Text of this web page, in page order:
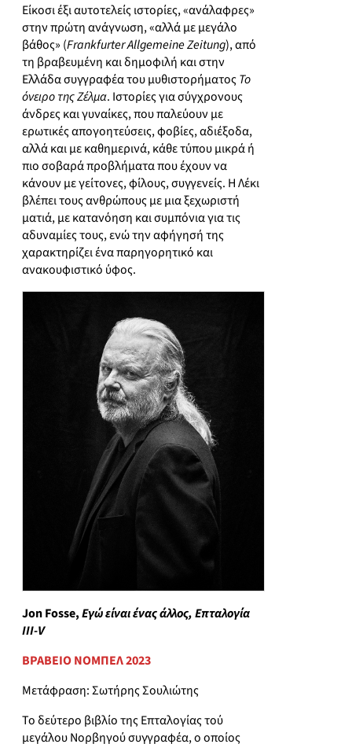
Είκοσι έξι αυτοτελείς ιστορίες, «ανάλαφρες»
στην πρώτη ανάγνωση, «αλλά με μεγάλο
βάθος» (Frankfurter Allgemeine Zeitung), από
τη βραβευμένη και δημοφιλή και στην
Ελλάδα συγγραφέα του μυθιστορήματοςΤο
όνειρο της Ζέλμα. Ιστορίες για σύγχρονους
άνδρες και γυναίκες, που παλεύουν με
ερωτικές απογοητεύσεις, φοβίες, αδιέξοδα,
αλλά και με καθημερινά, κάθε τύπου μικρά ή
πιο σοβαρά προβλήματα που έχουν να
κάνουν με γείτονες, φίλους, συγγενείς. Η Λέκι
βλέπει τους ανθρώπους με μια ξεχωριστή
ματιά, με κατανόηση και συμπόνια για τις
αδυναμίες τους, ενώ την αφήγησή της
χαρακτηρίζει ένα παρηγορητικό και
ανακουφιστικό ύφος.
Jon Fosse,Εγώ είναι ένας άλλος, Επταλογία
III-V
ΒΡΑΒΕΙΟ ΝΟΜΠΕΛ 2023
Μετάφραση: Σωτήρης Σουλιώτης
Το δεύτερο βιβλίο της Επταλογίας τού
μεγάλου Νορβηγού συγγραφέα, ο οποίος